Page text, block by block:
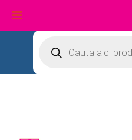
conținut
search